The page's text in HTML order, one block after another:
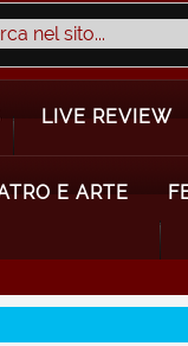
LIVE REVIEW
E ARTE